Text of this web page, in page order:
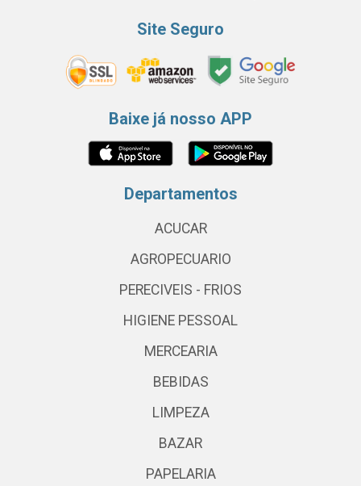
Site Seguro
Baixe já nosso APP
Departamentos
ACUCAR
AGROPECUARIO
PERECIVEIS - FRIOS
HIGIENE PESSOAL
MERCEARIA
BEBIDAS
LIMPEZA
BAZAR
PAPELARIA